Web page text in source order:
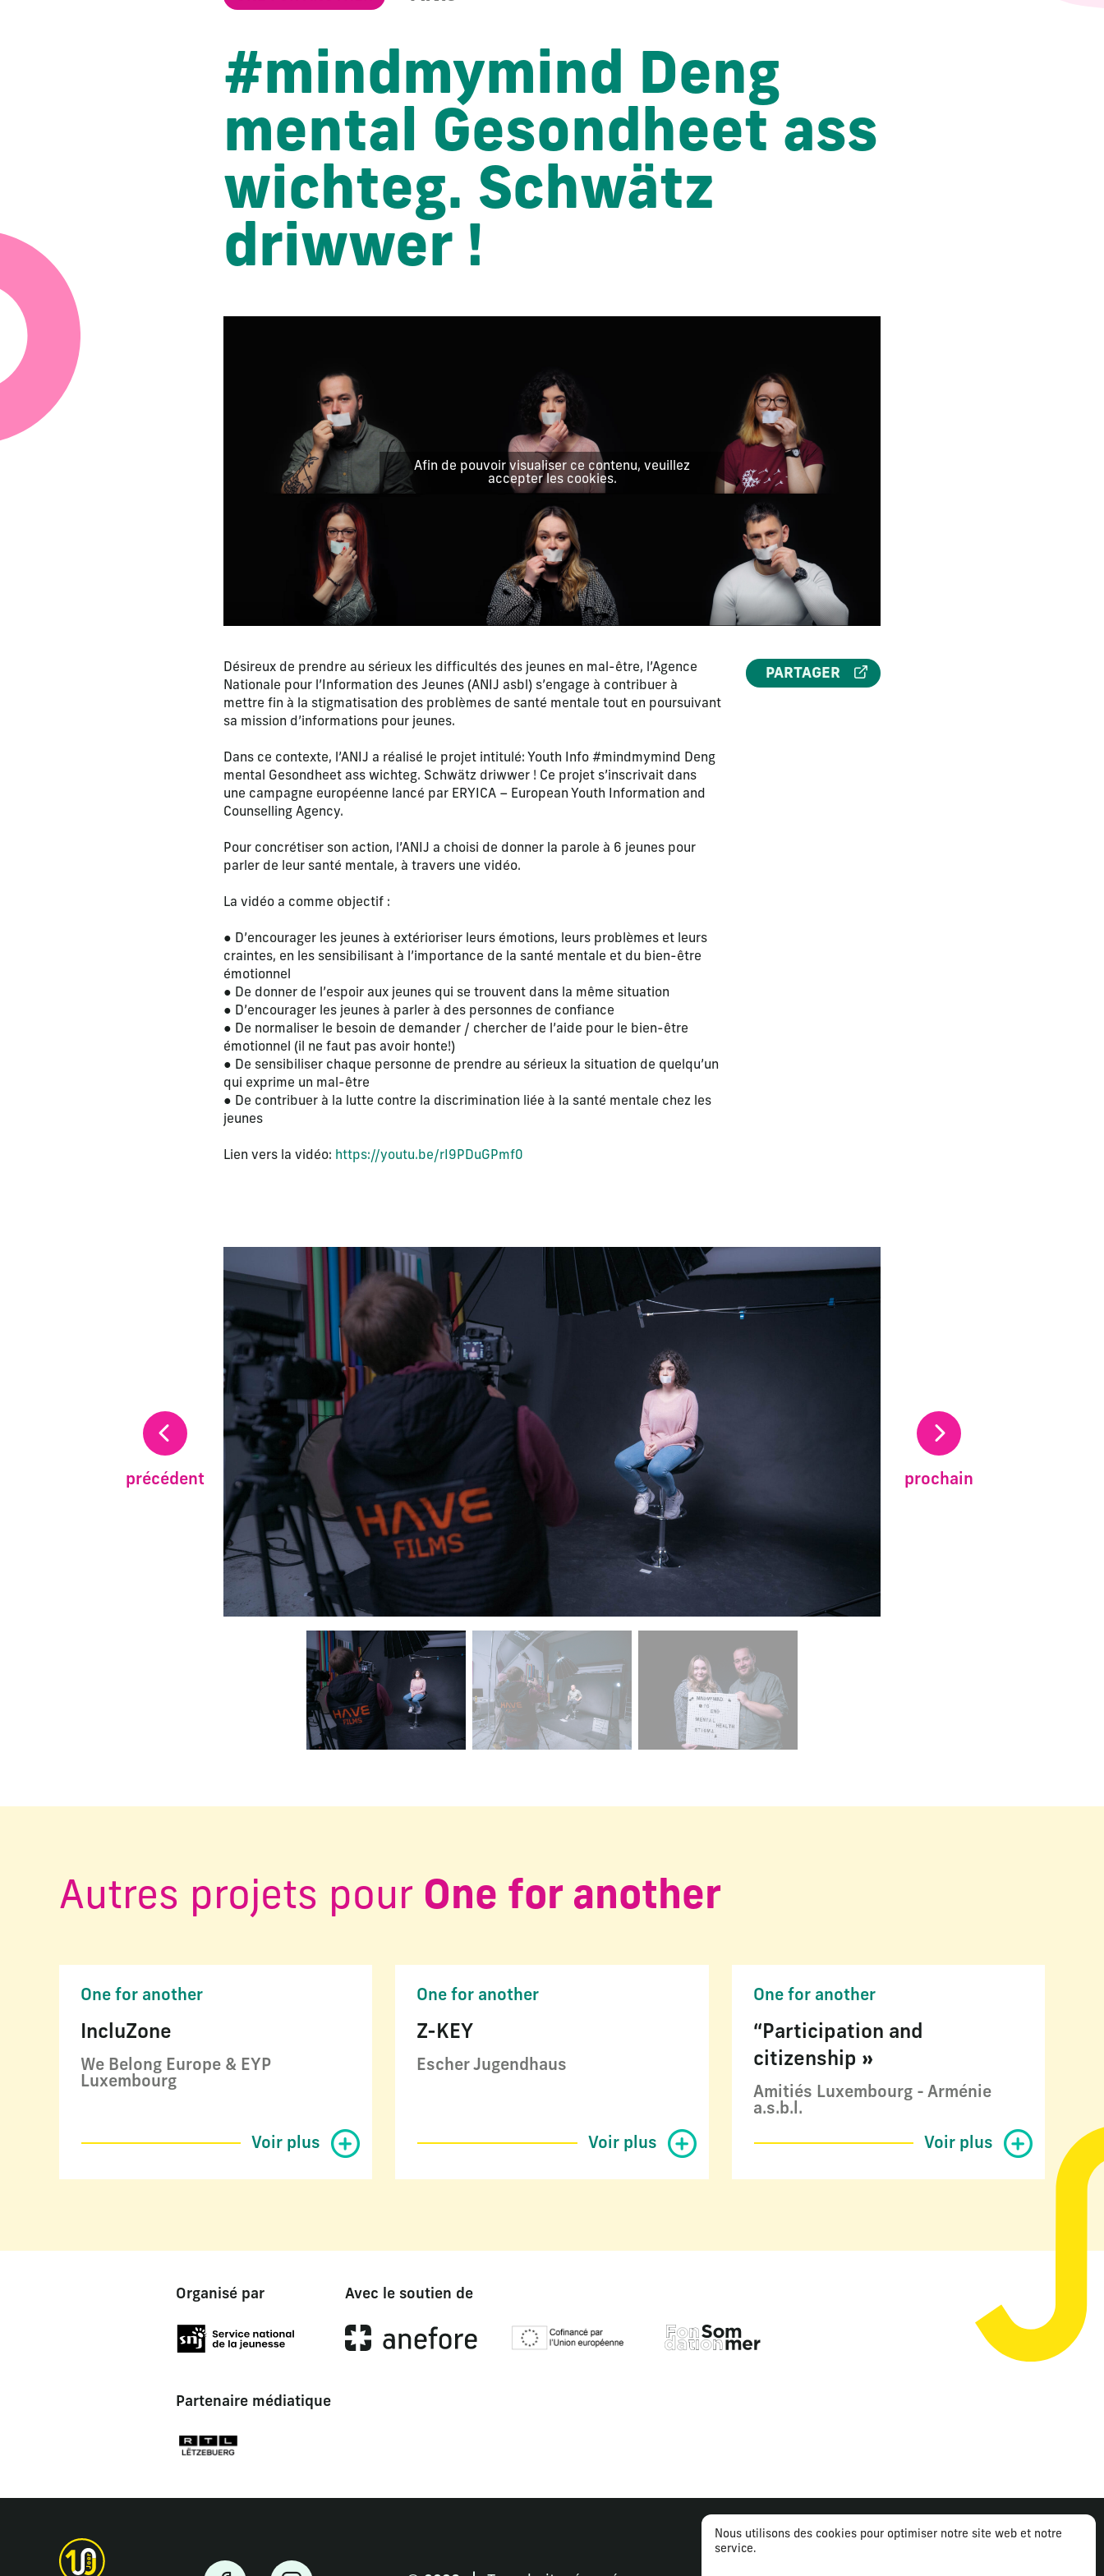
Nous utilisons des cookies pour optimiser notre site web et notre
service.
#mindmymind Deng
mental Gesondheet ass
wichteg. Schwätz
driwwer !
Afin de pouvoir visualiser ce contenu, veuillez
accepter les cookies.
Désireux de prendre au sérieux les difficultés des jeunes en mal-être, l’Agence
Nationale pour l’Information des Jeunes (ANIJ asbl) s’engage à contribuer à
mettre fin à la stigmatisation des problèmes de santé mentale tout en poursuivant
sa mission d’informations pour jeunes.
Dans ce contexte, l’ANIJ a réalisé le projet intitulé: Youth Info #mindmymind Deng
mental Gesondheet ass wichteg. Schwätz driwwer ! Ce projet s’inscrivait dans
une campagne européenne lancé par ERYICA – European Youth Information and
Counselling Agency.
Pour concrétiser son action, l’ANIJ a choisi de donner la parole à 6 jeunes pour
parler de leur santé mentale, à travers une vidéo.
La vidéo a comme objectif :
● D’encourager les jeunes à extérioriser leurs émotions, leurs problèmes et leurs
craintes, en les sensibilisant à l’importance de la santé mentale et du bien-être
émotionnel
● De donner de l’espoir aux jeunes qui se trouvent dans la même situation
● D’encourager les jeunes à parler à des personnes de confiance
● De normaliser le besoin de demander / chercher de l’aide pour le bien-être
émotionnel (il ne faut pas avoir honte!)
● De sensibiliser chaque personne de prendre au sérieux la situation de quelqu’un
qui exprime un mal-être
● De contribuer à la lutte contre la discrimination liée à la santé mentale chez les
jeunes
Lien vers la vidéo: https://youtu.be/rI9PDuGPmf0
PARTAGER
La modification de la diapositive actuelle de ce carrousel modifiera la diapositive actuelle du carrousel de vignettes qui suit.
précédent prochain
Changer la diapositive actuelle de ce carrousel changera la diapositive actuelle du carrousel d'images principales précédent
Autres projets pour One for another
One for another
IncluZone
We Belong Europe & EYP
Luxembourg
Voir plus
One for another
Z-KEY
Escher Jugendhaus
Voir plus
One for another
“Participation and
citizenship »
Amitiés Luxembourg - Arménie
a.s.b.l.
Voir plus
Organisé par Avec le soutien de
Partenaire médiatique